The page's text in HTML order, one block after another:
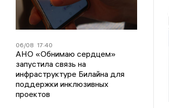
06/08 17:40
АНО «Обнимаю сердцем»
запустила связь на
инфраструктуре Билайна для
поддержки инклюзивных
проектов